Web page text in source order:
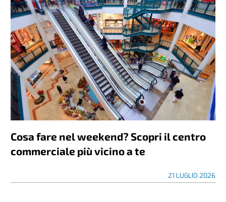
Cosa fare nel weekend? Scopri il centro
commerciale più vicino a te
21 LUGLIO 2026